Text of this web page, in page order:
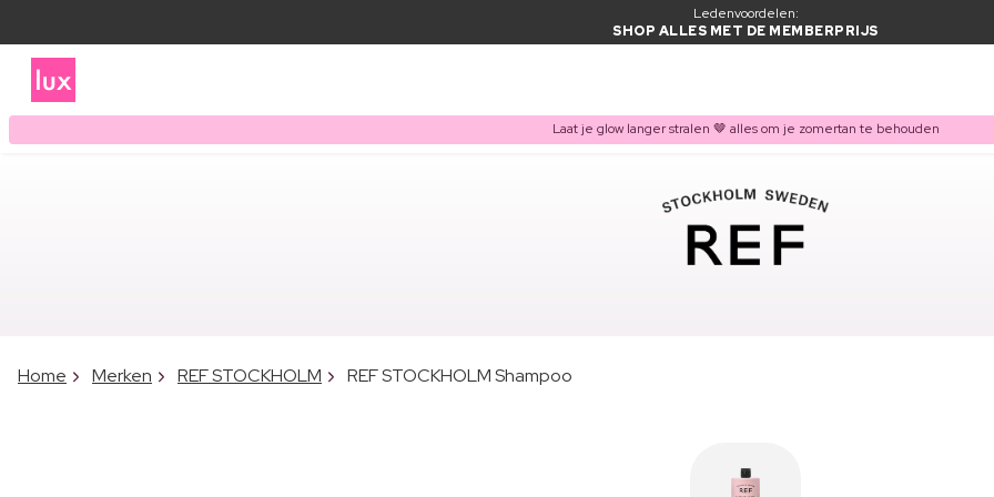
Ledenvoordelen:
SHOP ALLES MET DE MEMBERPRIJS
Laat je glow langer stralen 🤎 alles om je zomertan te behouden
Home Merken REF STOCKHOLM REF STOCKHOLM Shampoo